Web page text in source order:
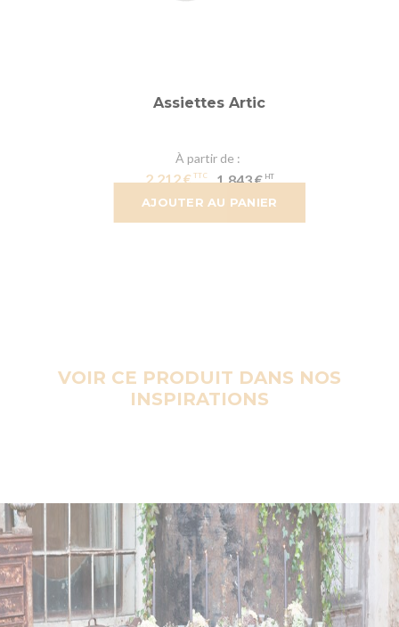
AJOUTER AU PANIER
Assiettes Artic
À partir de
2,212 € 1,843 €
VOIR CE PRODUIT DANS NOS
INSPIRATIONS